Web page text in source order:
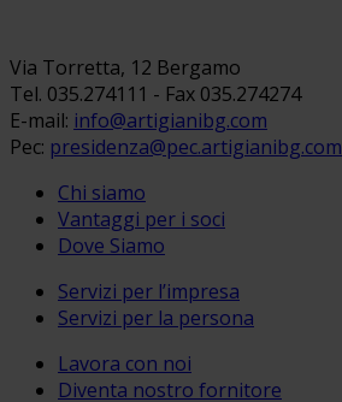
Via Torretta, 12 Bergamo
Tel. 035.274111 - Fax 035.274274
E-mail: info@artigianibg.com
Pec: presidenza@pec.artigianibg.com
Chi siamo
Vantaggi per i soci
Dove Siamo
Servizi per l’impresa
Servizi per la persona
Lavora con noi
Diventa nostro fornitore